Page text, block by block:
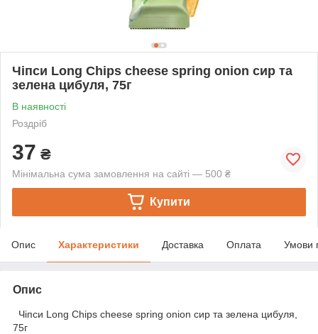
Чіпси Long Chips cheese spring onion сир та
зелена цибуля, 75г
В наявності
Роздріб
37 ₴
Мінімальна сума замовлення на сайті — 500 ₴
Купити
Опис Характеристики Доставка Оплата Умови
Опис
Чіпси Long Chips cheese spring onion сир та зелена цибуля,
75г